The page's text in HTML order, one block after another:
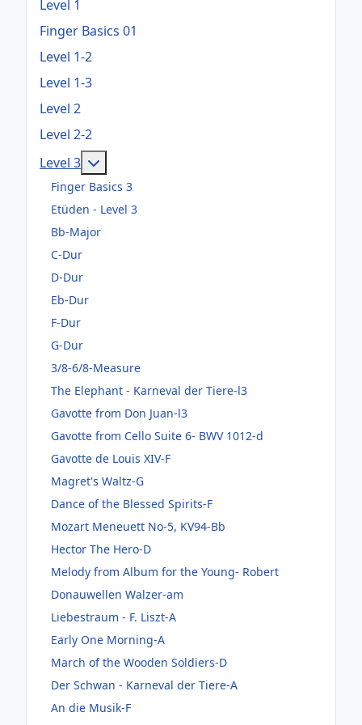
Level 1
Finger Basics 01
Level 1-2
Level 1-3
Level 2
Level 2-2
Level 3
Finger Basics 3
Etüden - Level 3
Bb-Major
C-Dur
D-Dur
Eb-Dur
F-Dur
G-Dur
3/8-6/8-Measure
The Elephant - Karneval der Tiere-l3
Gavotte from Don Juan-l3
Gavotte from Cello Suite 6- BWV 1012-d
Gavotte de Louis XIV-F
Magret's Waltz-G
Dance of the Blessed Spirits-F
Mozart Meneuett No-5, KV94-Bb
Hector The Hero-D
Melody from Album for the Young- Robert
Donauwellen Walzer-am
Liebestraum - F. Liszt-A
Early One Morning-A
March of the Wooden Soldiers-D
Der Schwan - Karneval der Tiere-A
An die Musik-F